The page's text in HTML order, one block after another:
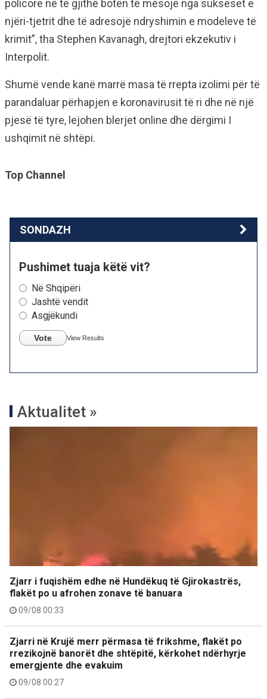
policore në të gjithë botën të mësojë nga sukseset e
njëri-tjetrit dhe të adresojë ndryshimin e modeleve të
krimit”, tha Stephen Kavanagh, drejtori ekzekutiv i
Interpolit.
Shumë vende kanë marrë masa të rrepta izolimi për të
parandaluar përhapjen e koronavirusit të ri dhe në një
pjesë të tyre, lejohen blerjet online dhe dërgimi I
ushqimit në shtëpi.
Top Channel
SONDAZH
Pushimet tuaja këtë vit?
Në Shqipëri
Jashtë vendit
Asgjëkundi
Vote View Results
Aktualitet »
Zjarr i fuqishëm edhe në Hundëkuq të Gjirokastrës,
flakët po u afrohen zonave të banuara
09/08 00:33
Zjarri në Krujë merr përmasa të frikshme, flakët po
rrezikojnë banorët dhe shtëpitë, kërkohet ndërhyrje
emergjente dhe evakuim
09/08 00:27